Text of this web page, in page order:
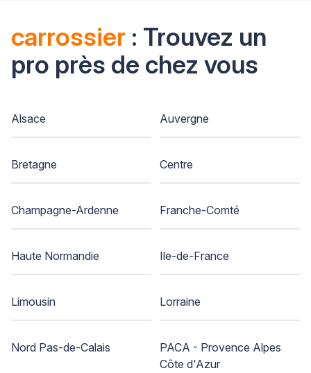
carrossier : Trouvez un
pro près de chez vous
Alsace Auvergne
Bretagne Centre
Champagne-Ardenne Franche-Comté
Haute Normandie Ile-de-France
Limousin Lorraine
Nord Pas-de-Calais
PACA - Provence Alpes
Côte d'Azur